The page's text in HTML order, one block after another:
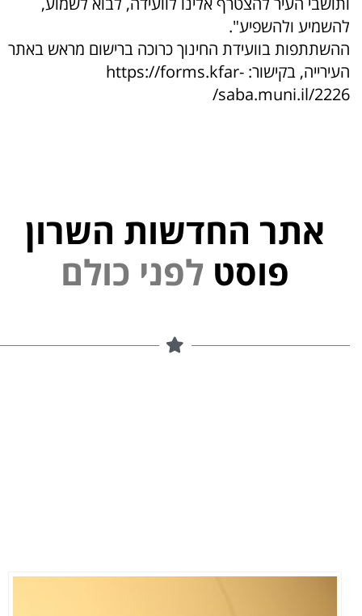
להשמיע ולהשפיע".
ההשתתפות בוועידת החינוך כרוכה ברישום מראש באתר
העירייה, בקישור: https://forms.kfar-
saba.muni.il/2226/
אתר החדשות השרון
פוסט